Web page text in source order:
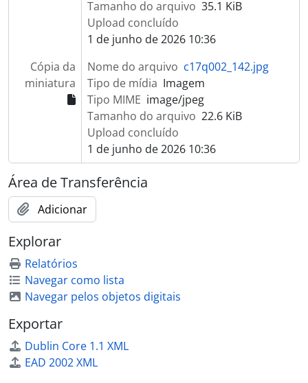
Tamanho do arquivo 35.1 KiB
Upload concluído
1 de junho de 2026 10:36
Cópia da
miniatura
Nome do arquivo c17q002_142.jpg
Tipo de mídia Imagem
Tipo MIME image/jpeg
Tamanho do arquivo 22.6 KiB
Upload concluído
1 de junho de 2026 10:36
Área de Transferência
Adicionar
Explorar
Relatórios
Navegar como lista
Navegar pelos objetos digitais
Exportar
Dublin Core 1.1 XML
EAD 2002 XML